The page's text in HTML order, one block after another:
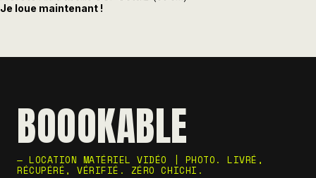
Je loue maintenant !
BOOOKABLE
— LOCATION MATÉRIEL VIDÉO | PHOTO. LIVRÉ,
RÉCUPÉRÉ, VÉRIFIÉ. ZÉRO CHICHI.